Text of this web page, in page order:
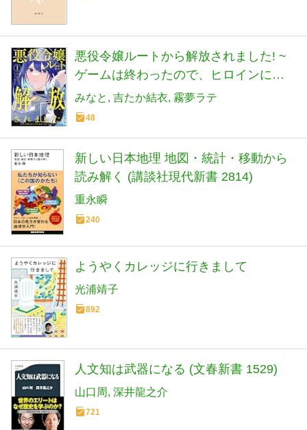
悪役令嬢ルートから解放されました! ~
ゲームは終わったので、ヒロインには
退場してもらいましょうか~(1) (KCx)
みなと 吉たか結衣 霧夢ラテ
48
新しい日本地理 地図・統計・移動から
読み解く (講談社現代新書 2814)
重永瞬
240
ようやくカレッジに行きまして
光浦靖子
892
人文知は武器になる (文春新書 1529)
山口周 深井龍之介
721